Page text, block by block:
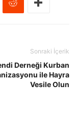
Sonraki İçerik
Derneği Kurban
ile Hayra
Vesile Olun